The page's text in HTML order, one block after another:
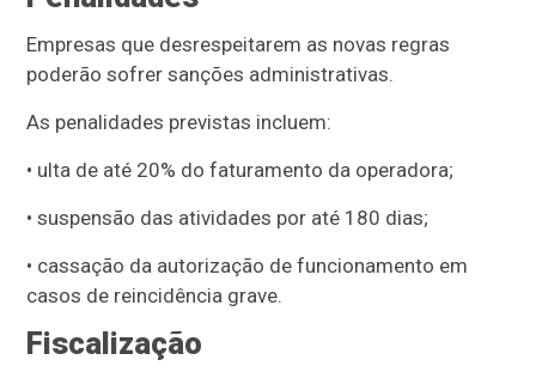
Empresas que desrespeitarem as novas regras
poderão sofrer sanções administrativas.
As penalidades previstas incluem:
• ulta de até 20% do faturamento da operadora;
• suspensão das atividades por até 180 dias;
• cassação da autorização de funcionamento em
casos de reincidência grave.
Fiscalização